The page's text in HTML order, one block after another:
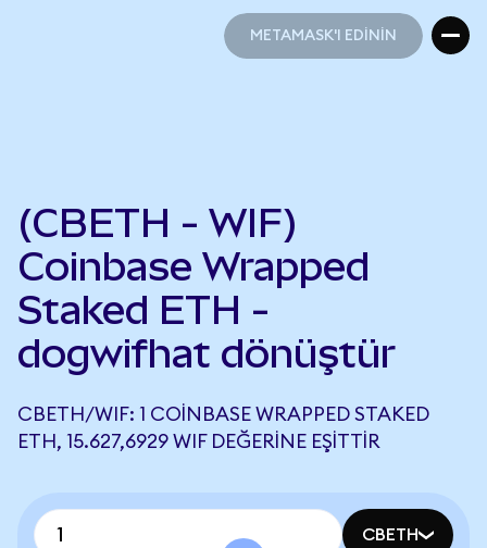
METAMASK'I EDİNİN
(CBETH - WIF)
Coinbase Wrapped
Staked ETH -
dogwifhat dönüştür
CBETH/WIF: 1 COINBASE WRAPPED STAKED
ETH, 15.627,6929 WIF DEĞERINE EŞITTIR
CBETH